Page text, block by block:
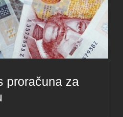
proračuna za